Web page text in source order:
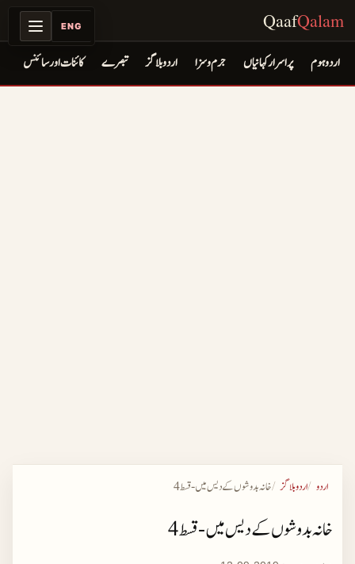
QaafQalam
ENG
اردو ہوم پراسرار کہانیاں جرم و سزا اردو بلاگز تبصرے کائنات اور سائنس
اردو اردو بلاگز خانہ بدوشوں کے دیس میں - قسط 4
خانہ بدوشوں کے دیس میں - قسط 4